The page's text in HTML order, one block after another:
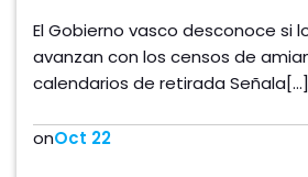
El Gobierno vasco desconoce si
avanzan con los censos de
calendarios de retirada Señala[…]
onOct 22